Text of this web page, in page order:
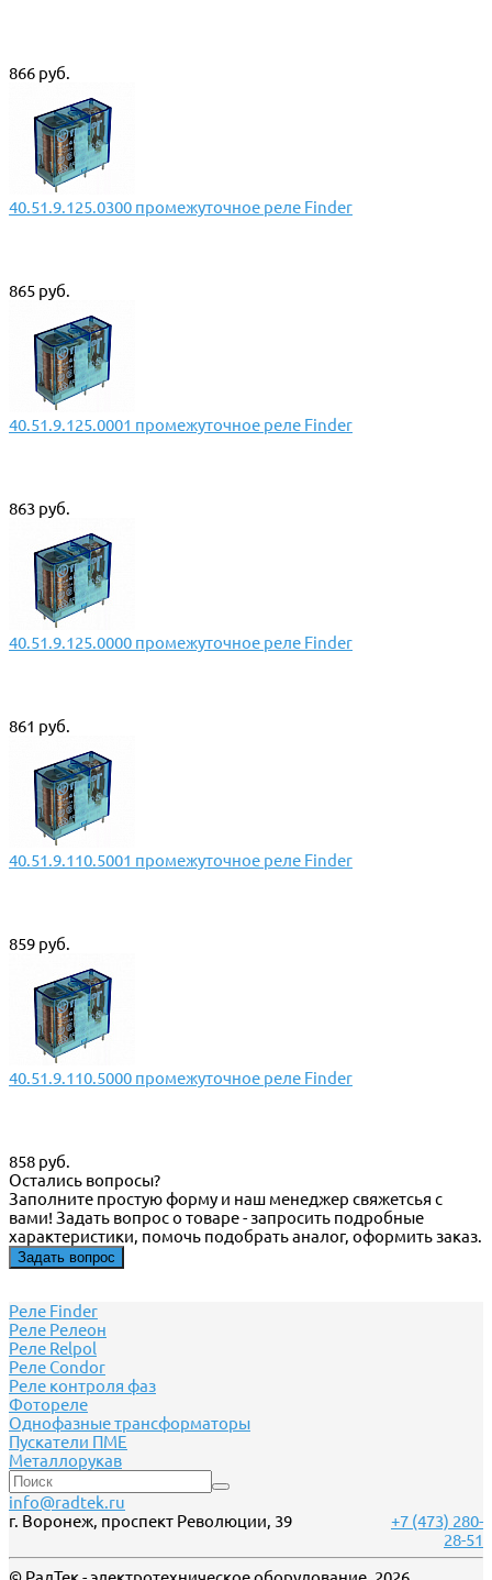
866 руб.
40.51.9.125.0300 промежуточное реле Finder
865 руб.
40.51.9.125.0001 промежуточное реле Finder
863 руб.
40.51.9.125.0000 промежуточное реле Finder
861 руб.
40.51.9.110.5001 промежуточное реле Finder
859 руб.
40.51.9.110.5000 промежуточное реле Finder
858 руб.
Остались вопросы?
Заполните простую форму и наш менеджер свяжетсья с
вами! Задать вопрос о товаре - запросить подробные
характеристики, помочь подобрать аналог, оформить заказ.
Задать вопрос
Реле Finder
Реле Релеон
Реле Relpol
Реле Сondor
Реле контроля фаз
Фотореле
Однофазные трансформаторы
Пускатели ПМЕ
Металлорукав
info@radtek.ru
г. Воронеж, проспект Революции, 39
+7 (473) 280-
28-51